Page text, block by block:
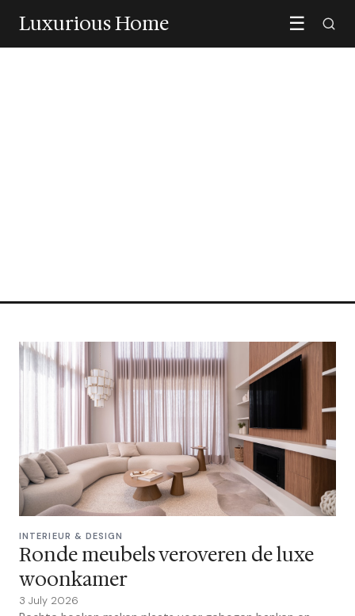
Luxurious Home ☰
INTERIEUR & DESIGN
Ronde meubels veroveren de luxe
woonkamer
3 July 2026